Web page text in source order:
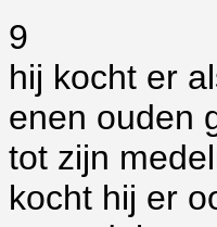
9
hij kocht er
enen ouden
tot zijn
kocht hij er